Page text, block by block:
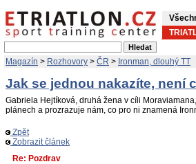
Magazín > Rozhovory > ČR > Ironman, dlouhý TT
Jak se jednou nakazíte, není
Gabriela Hejtíková, druhá žena v cíli
plánech a prozrazuje nám, co pro ni znamená
Zpět
Zobrazit článek
Re: Pozdrav